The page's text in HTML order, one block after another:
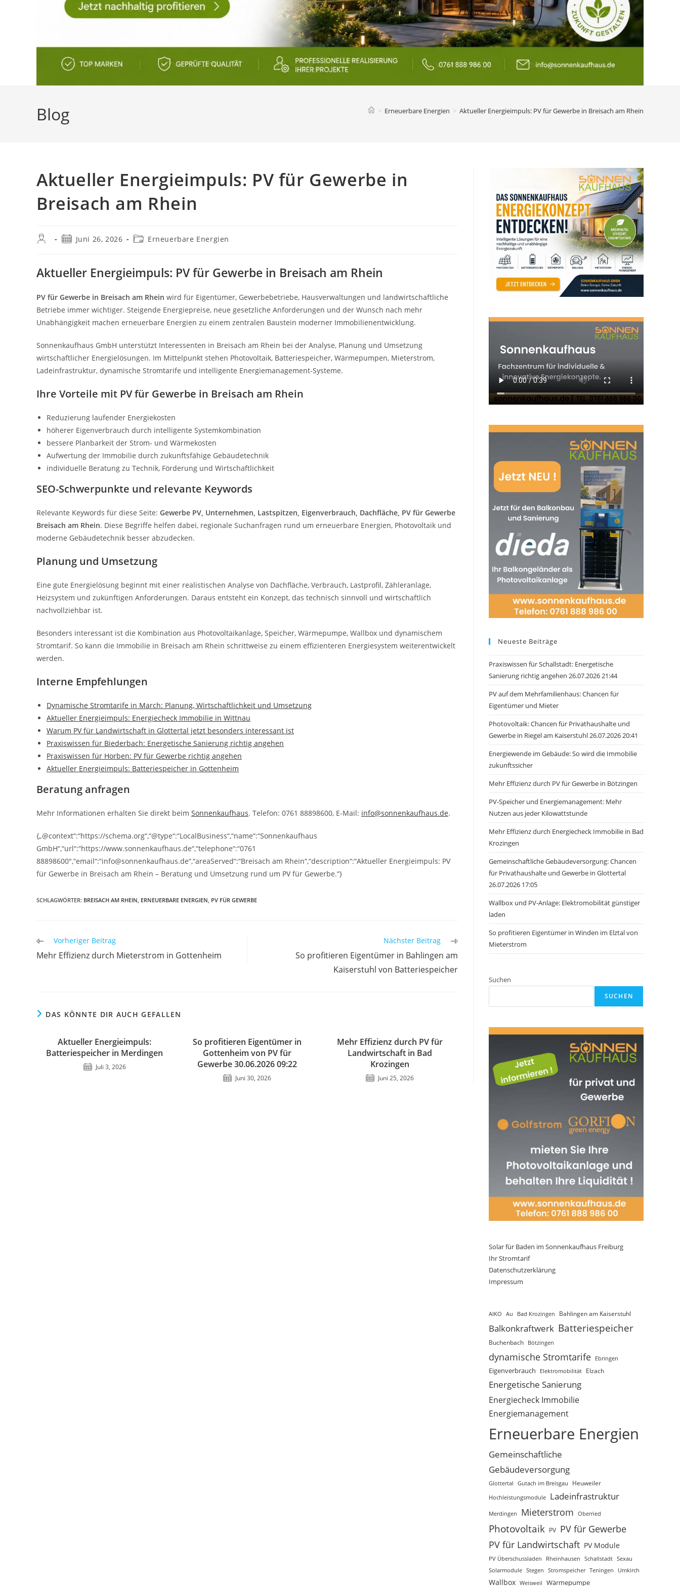
Blog > Erneuerbare Energien > Aktueller Energieimpuls: PV für Gewerbe in Breisach am Rhein
Aktueller Energieimpuls: PV für Gewerbe in
Breisach am Rhein
Beitrags-BeitragJuni 26, 2026
Beitrags-
Erneuerbare Energien
Aktueller Energieimpuls: PV für Gewerbe in Breisach am Rhein
PV für Gewerbe in Breisach am Rhein wird für Eigentümer, Gewerbebetriebe, Hausverwaltungen und landwirtschaftliche
Betriebe immer wichtiger. Steigende Energiepreise, neue gesetzliche Anforderungen und der Wunsch nach mehr
Unabhängigkeit machen erneuerbare Energien zu einem zentralen Baustein moderner Immobilienentwicklung.
Sonnenkaufhaus GmbH unterstützt Interessenten in Breisach am Rhein bei der Analyse, Planung und Umsetzung
wirtschaftlicher Energielösungen. Im Mittelpunkt stehen Photovoltaik, Batteriespeicher, Wärmepumpen, Mieterstrom,
Ladeinfrastruktur, dynamische Stromtarife und intelligente Energiemanagement-Systeme.
Ihre Vorteile mit PV für Gewerbe in Breisach am Rhein
Reduzierung laufender Energiekosten
höherer Eigenverbrauch durch intelligente Systemkombination
bessere Planbarkeit der Strom- und Wärmekosten
Aufwertung der Immobilie durch zukunftsfähige Gebäudetechnik
individuelle Beratung zu Technik, Förderung und Wirtschaftlichkeit
SEO-Schwerpunkte und relevante Keywords
Relevante Keywords für diese Seite: Gewerbe PV, Unternehmen, Lastspitzen, Eigenverbrauch, Dachfläche, PV für Gewerbe
Breisach am Rhein. Diese Begriffe helfen dabei, regionale Suchanfragen rund um erneuerbare Energien, Photovoltaik und
moderne Gebäudetechnik besser abzudecken.
Planung und Umsetzung
Eine gute Energielösung beginnt mit einer realistischen Analyse von Dachfläche, Verbrauch, Lastprofil, Zähleranlage,
Heizsystem und zukünftigen Anforderungen. Daraus entsteht ein Konzept, das technisch sinnvoll und wirtschaftlich
nachvollziehbar ist.
Besonders interessant ist die Kombination aus Photovoltaikanlage, Speicher, Wärmepumpe, Wallbox und dynamischem
Stromtarif. So kann die Immobilie in Breisach am Rhein schrittweise zu einem effizienteren Energiesystem weiterentwickelt
werden.
Interne Empfehlungen
Dynamische Stromtarife in March: Planung, Wirtschaftlichkeit und Umsetzung
Aktueller Energieimpuls: Energiecheck Immobilie in Wittnau
Warum PV für Landwirtschaft in Glottertal jetzt besonders interessant ist
Praxiswissen für Biederbach: Energetische Sanierung richtig angehen
Praxiswissen für Horben: PV für Gewerbe richtig angehen
Aktueller Energieimpuls: Batteriespeicher in Gottenheim
Beratung anfragen
Mehr Informationen erhalten Sie direkt beim Sonnenkaufhaus. Telefon: 0761 88898600, E-Mail: info@sonnenkaufhaus.de.
{„@context“:“https://schema.org“,“@type“:“LocalBusiness“,“name“:“Sonnenkaufhaus
GmbH“,“url“:“https://www.sonnenkaufhaus.de“,“telephone“:“0761
88898600″,“email“:“info@sonnenkaufhaus.de“,“areaServed“:“Breisach am Rhein“,“description“:“Aktueller Energieimpuls: PV
für Gewerbe in Breisach am Rhein – Beratung und Umsetzung rund um PV für Gewerbe.“}
SCHLAGWÖRTER: BREISACH AM RHEIN, ERNEUERBARE ENERGIEN, PV FÜR GEWERBE
Weitere
Artikel
ansehen
Vorheriger Beitrag
Mehr Effizienz durch Mieterstrom in Gottenheim
Nächster Beitrag
So profitieren Eigentümer in Bahlingen am
Kaiserstuhl von Batteriespeicher
DAS KÖNNTE DIR AUCH GEFALLEN
Aktueller Energieimpuls:
Batteriespeicher in Merdingen
Juli 3, 2026
So profitieren Eigentümer in
Gottenheim von PV für
Gewerbe 30.06.2026 09:22
Juni 30, 2026
Mehr Effizienz durch PV für
Landwirtschaft in Bad
Krozingen
Juni 25, 2026
Neueste Beiträge
Praxiswissen für Schallstadt: Energetische
Sanierung richtig angehen 26.07.2026 21:44
PV auf dem Mehrfamilienhaus: Chancen für
Eigentümer und Mieter
Photovoltaik: Chancen für Privathaushalte und
Gewerbe in Riegel am Kaiserstuhl 26.07.2026 20:41
Energiewende im Gebäude: So wird die Immobilie
zukunftssicher
Mehr Effizienz durch PV für Gewerbe in Bötzingen
PV-Speicher und Energiemanagement: Mehr
Nutzen aus jeder Kilowattstunde
Mehr Effizienz durch Energiecheck Immobilie in Bad
Krozingen
Gemeinschaftliche Gebäudeversorgung: Chancen
für Privathaushalte und Gewerbe in Glottertal
26.07.2026 17:05
Wallbox und PV-Anlage: Elektromobilität günstiger
laden
So profitieren Eigentümer in Winden im Elztal von
Mieterstrom
Suchen
SUCHEN
Solar für Baden im Sonnenkaufhaus Freiburg
Ihr Stromtarif
Datenschutzerklärung
Impressum
AIKO Au Bad Krozingen Bahlingen am Kaiserstuhl
Balkonkraftwerk Batteriespeicher
Buchenbach Bötzingen
dynamische Stromtarife Ebringen
Eigenverbrauch Elektromobilität Elzach
Energetische Sanierung
Energiecheck Immobilie
Energiemanagement
Erneuerbare Energien
Gemeinschaftliche
Gebäudeversorgung
Glottertal Gutach im Breisgau
Heuweiler
Hochleistungsmodule Ladeinfrastruktur
Merdingen Mieterstrom Oberried
Photovoltaik PV PV für Gewerbe
PV für Landwirtschaft PV Module
PV Überschussladen Rheinhausen Schallstadt Sexau
Solarmodule Stegen Stromspeicher Teningen Umkirch
Wallbox Weisweil Wärmepumpe